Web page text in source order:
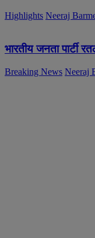
Highlights Neeraj
भारतीय जनता पार्टी
Breaking News Neeraj